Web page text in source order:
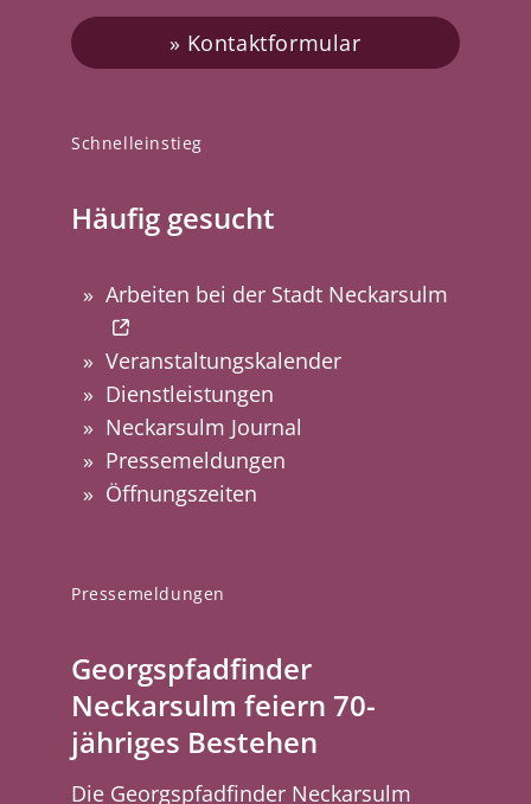
Pressemeldungen
Georgspfadfinder
Neckarsulm feiern 70-
jähriges Bestehen
Die Georgspfadfinder Neckarsulm
Schnelleinstieg
Häufig gesucht
Arbeiten bei der Stadt Neckarsulm
Veranstaltungskalender
Dienstleistungen
Neckarsulm Journal
Pressemeldungen
Öffnungszeiten
Kontaktformular